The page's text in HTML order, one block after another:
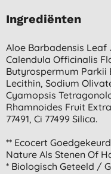
Ingrediënten
Aloe Barbadensis Leaf
Calendula Officinalis
Butyrospermum Parkii
Lecithin, Sodium
Cyamopsis
Rhamnoides Fruit
77491, Ci 77499 Silica.
** Ecocert
Nature Als Stenen Of
* Biologisch Geteeld /